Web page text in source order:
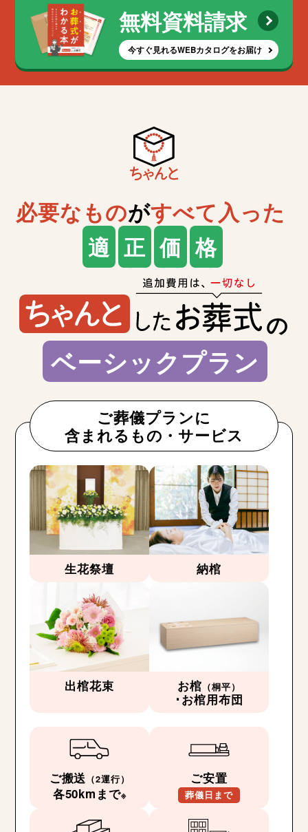
無料資料請求
今すぐ見れるWEBカタログをお届け
必要なものがすべて入った
適 正 価 格
の
ベーシックプラン
ご葬儀プランに
含まれるもの・サービス
生花祭壇 納棺
出棺花束 お棺 （桐平）
･お棺用布団
ご搬送 （2運行）
各50kmまで※
ご安置
葬儀日まで